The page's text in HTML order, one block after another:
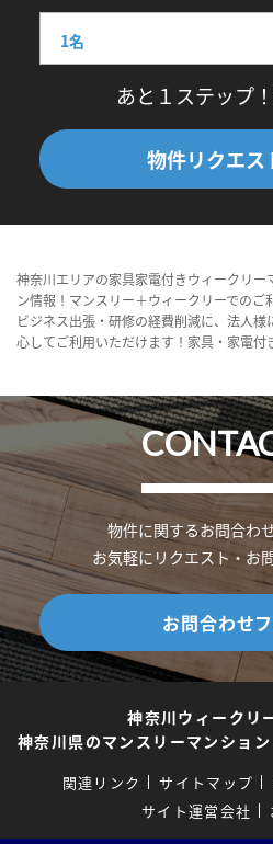
あと１ステップ
物件リクエス
神奈川エリアの家具家電付きウィークリー
ン情報！マンスリー＋ウィークリーでのご
ビジネス出張・研修の経費削減に、法人
心してご利用いただけます！家具・家電付
物件に関するお問合わ
お気軽にリクエスト・お
お問合わせ
神奈川ウィークリ
神奈川県のマンスリーマンショ
関連リンク サイトマップ
サイト運営会社